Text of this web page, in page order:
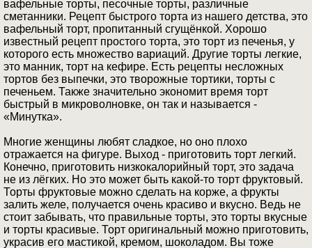
вафельные торты, песочные торты, различные
сметанники. Рецепт быстрого торта из нашего детства, это
вафельный торт, пропитанный сгущёнкой. Хорошо
известный рецепт простого торта, это торт из печенья, у
которого есть множество вариаций. Другие торты легкие,
это манник, торт на кефире. Есть рецепты несложных
тортов без выпечки, это творожные тортики, торты с
печеньем. Также значительно экономит время торт
быстрый в микроволновке, он так и называется -
«Минутка».
Многие женщины любят сладкое, но оно плохо
отражается на фигуре. Выход - приготовить торт легкий.
Конечно, приготовить низкокалорийный торт, это задача
не из лёгких. Но это может быть какой-то торт фруктовый.
Торты фруктовые можно сделать на корже, а фрукты
залить желе, получается очень красиво и вкусно. Ведь не
стоит забывать, что правильные торты, это торты вкусные
и торты красивые. Торт оригинальный можно приготовить,
украсив его мастикой, кремом, шоколадом. Вы тоже